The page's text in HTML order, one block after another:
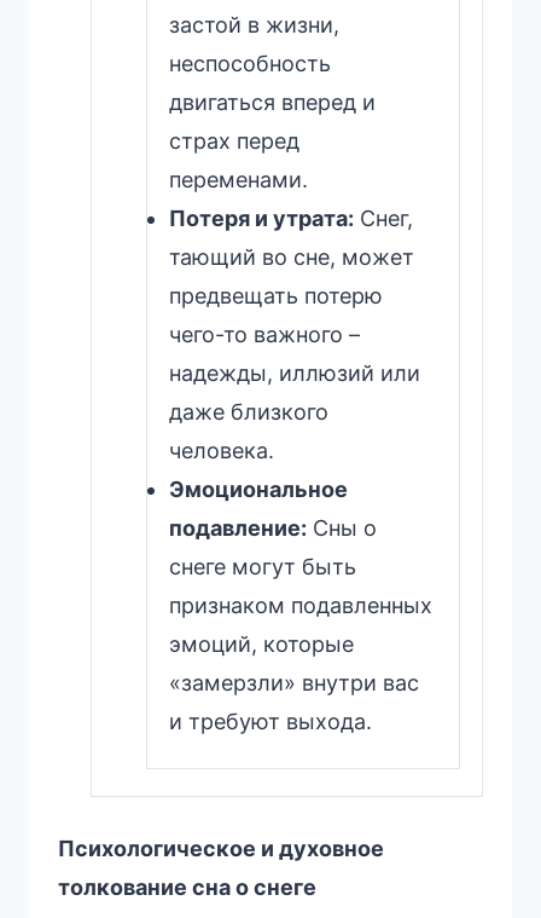
застой в жизни,
неспособность
двигаться вперед и
страх перед
переменами.
Потеря и утрата: Снег,
тающий во сне, может
предвещать потерю
чего-то важного –
надежды, иллюзий или
даже близкого
человека.
Эмоциональное
подавление: Сны о
снеге могут быть
признаком подавленных
эмоций, которые
«замерзли» внутри вас
и требуют выхода.
Психологическое и духовное
толкование сна о снеге